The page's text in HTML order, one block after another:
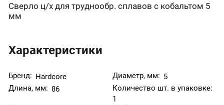
Сверло ц/х для труднообр. сплавов с кобальтом 5
мм
Характеристики
Бренд: Hardcore Диаметр, мм: 5
Длина, мм: 86
Количество шт. в упаковке:
1